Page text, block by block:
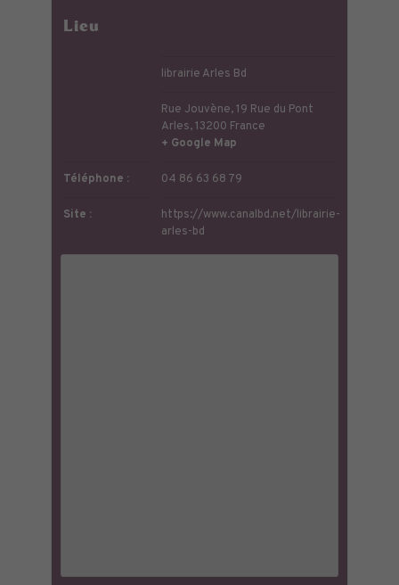
Lieu
librairie Arles Bd
Rue Jouvène, 19 Rue du Pont
Arles,13200 France
+ Google Map
Téléphone : 04 86 63 68 79
Site :
https://www.canalbd.net/librairie-
arles-bd